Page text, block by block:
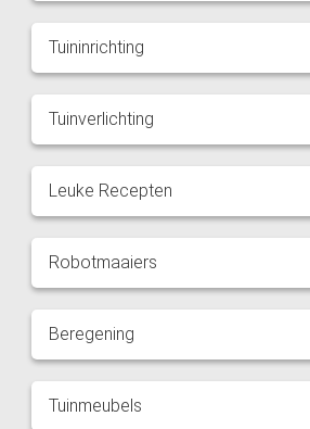
Tuininrichting
Tuinverlichting
Leuke Recepten
Robotmaaiers
Beregening
Tuinmeubels